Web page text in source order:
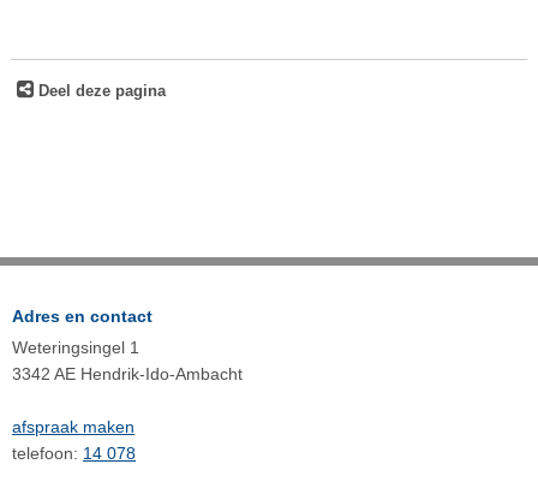
Deel deze pagina
Adres en contact
Weteringsingel 1
3342 AE Hendrik-Ido-Ambacht
afspraak maken
telefoon: 14 078